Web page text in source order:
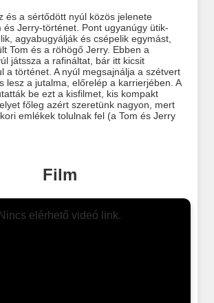
és a sértődött nyúl közös jelenete
és Jerry-történet. Pont ugyanúgy ütik-
agyabugyálják és csépelik egymást,
Tom és a röhögő Jerry. Ebben a
játssza a rafináltat, bár itt kicsit
a történet. A nyúl megsajnálja a szétvert
lesz a jutalma, előrelép a karrierjében. A
be ezt a kisfilmet, kis kompakt
főleg azért szeretünk nagyon, mert
emlékek tolulnak fel (a Tom és Jerry
Film
Nincs elérhető videó link.